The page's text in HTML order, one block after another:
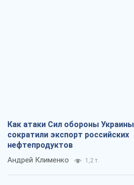
Как атаки Сил обороны Украины
сократили экспорт российских
нефтепродуктов
Андрей Клименко 1,2 т.